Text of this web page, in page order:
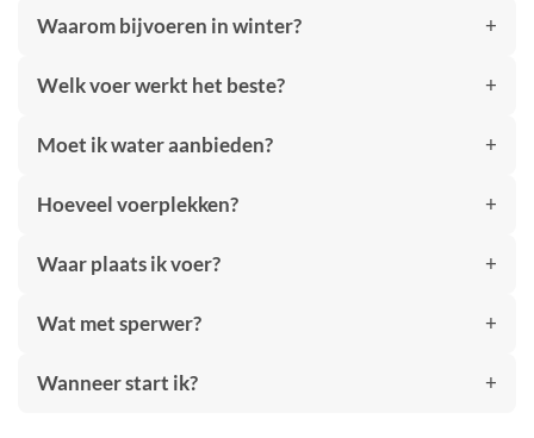
Waarom bijvoeren in winter?
Welk voer werkt het beste?
Moet ik water aanbieden?
Hoeveel voerplekken?
Waar plaats ik voer?
Wat met sperwer?
Wanneer start ik?